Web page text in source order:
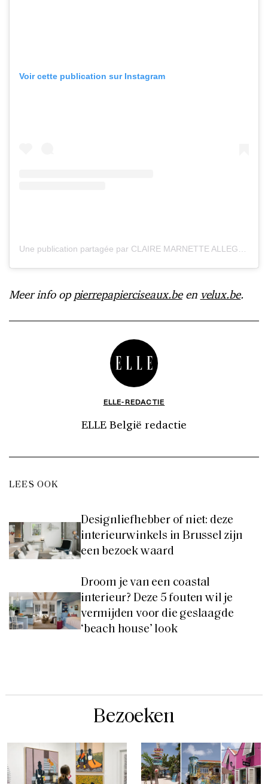
Voir cette publication sur Instagram
Meer info oppierrepapierciseaux.been velux.be.
ELLE-REDACTIE
ELLE België redactie
LEES OOK
Designliefhebber of niet: deze
interieurwinkels in Brussel zijn
een bezoek waard
Droom je van een coastal
interieur? Deze 5 fouten wil je
vermijden voor die geslaagde
‘beach house’ look
Bezoeken